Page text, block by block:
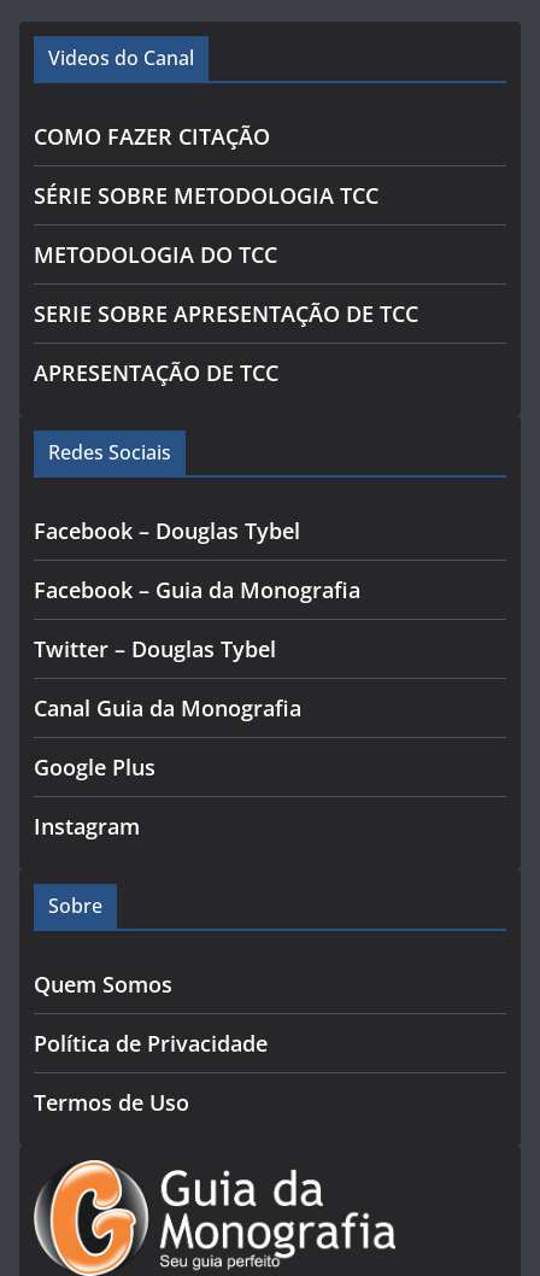
Videos do Canal
COMO FAZER CITAÇÃO
SÉRIE SOBRE METODOLOGIA TCC
METODOLOGIA DO TCC
SERIE SOBRE APRESENTAÇÃO DE TCC
APRESENTAÇÃO DE TCC
Redes Sociais
Facebook – Douglas Tybel
Facebook – Guia da Monografia
Twitter – Douglas Tybel
Canal Guia da Monografia
Google Plus
Instagram
Sobre
Quem Somos
Política de Privacidade
Termos de Uso